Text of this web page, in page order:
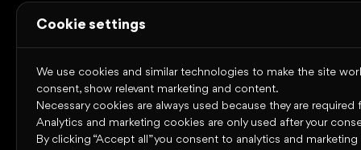
Cookie settings
We use cookies and similar technologies to make the site
consent, show relevant marketing and content.
Necessary cookies are always used because they are
Analytics and marketing cookies are only used after your
By clicking “Accept all” you consent to analytics and